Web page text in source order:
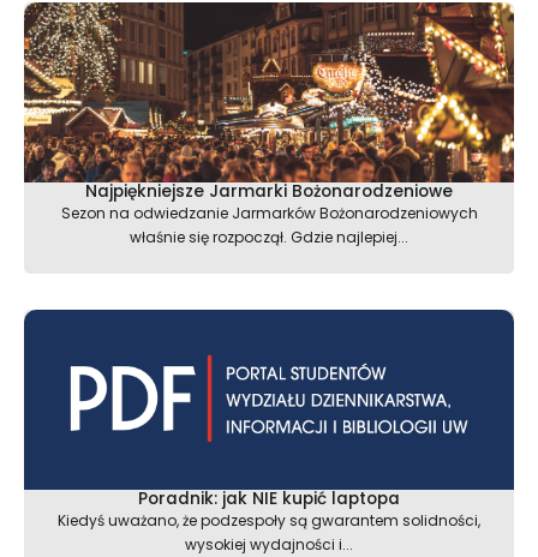
Najpiękniejsze Jarmarki Bożonarodzeniowe
Sezon na odwiedzanie Jarmarków Bożonarodzeniowych
właśnie się rozpoczął. Gdzie najlepiej...
Poradnik: jak NIE kupić laptopa
Kiedyś uważano, że podzespoły są gwarantem solidności,
wysokiej wydajności i...